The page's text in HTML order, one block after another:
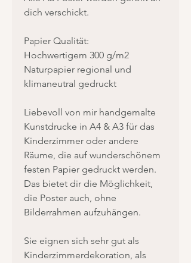
dich verschickt.
Papier Qualität:
Hochwertigem 300 g/m2
Naturpapier regional und
klimaneutral gedruckt
Liebevoll von mir handgemalte
Kunstdrucke in A4 & A3 für das
Kinderzimmer oder andere
Räume, die auf wunderschönem
festen Papier gedruckt werden.
Das bietet dir die Möglichkeit,
die Poster auch, ohne
Bilderrahmen aufzuhängen.
Sie eignen sich sehr gut als
Kinderzimmerdekoration, als